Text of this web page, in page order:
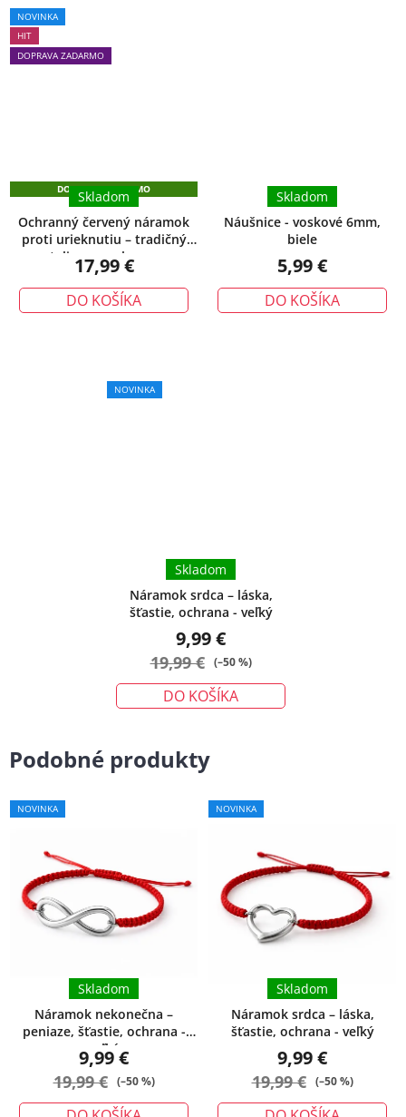
produktu
NOVINKA
HIT
DOPRAVA ZADARMO
DOPRAVA ZADARMO
Ochranný červený náramok
proti urieknutiu – tradičný
talizman ochrany
Skladom
17,99 €
DO KOŠÍKA
Náušnice - voskové 6mm,
biele
Skladom
5,99 €
DO KOŠÍKA
NOVINKA
Náramok srdca – láska,
šťastie, ochrana - veľký
Skladom
9,99 €
19,99 € (–50 %)
DO KOŠÍKA
Podobné produkty
NOVINKA
Náramok nekonečna –
peniaze, šťastie, ochrana -
veľký
Skladom
9,99 €
19,99 € (–50 %)
NOVINKA
Náramok srdca – láska,
šťastie, ochrana - veľký
Skladom
9,99 €
19,99 € (–50 %)